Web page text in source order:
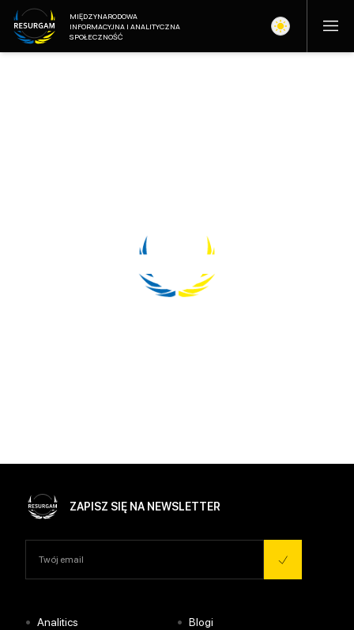
MIĘDZYNARODOWA
INFORMACYJNA I ANALITYCZNA
SPOŁECZNOŚĆ
ZAPISZ SIĘ NA NEWSLETTER
• Analitics • Blogi